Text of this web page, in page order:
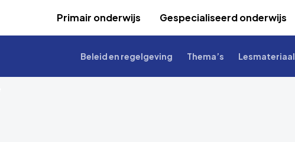
Primair onderwijs Gespecialiseerd onderwijs
Beleid en regelgeving Thema’s Lesmateriaal